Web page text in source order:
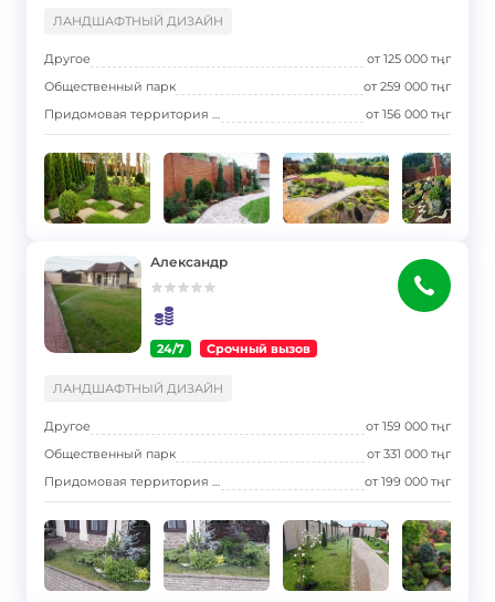
ЛАНДШАФТНЫЙ ДИЗАЙН
Другое от125 000 тңг
Общественный парк
от259 000 тңг
Придомовая территория многоквартирного дома (двор)
от156 000 тңг
Александр
24/7 Срочный вызов
ЛАНДШАФТНЫЙ ДИЗАЙН
Другое от159 000 тңг
Общественный парк
от331 000 тңг
Придомовая территория многоквартирного дома (двор)
от199 000 тңг